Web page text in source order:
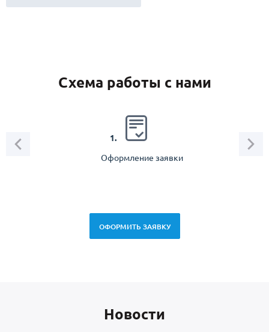
Схема работы с нами
1.
Оформление заявки
ОФОРМИТЬ ЗАЯВКУ
Новоcти